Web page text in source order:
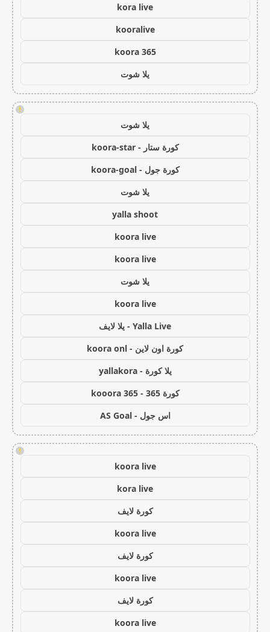
kora live
kooralive
koora 365
يلا شوت
!
يلا شوت
كورة ستار - koora-star
كورة جول - koora-goal
يلا شوت
yalla shoot
koora live
koora live
يلا شوت
koora live
Yalla Live - يلا لايف
كورة اون لاين - koora onl
يلا كورة - yallakora
كورة 365 - kooora 365
اس جول - AS Goal
!
koora live
kora live
كورة لايف
koora live
كورة لايف
koora live
كورة لايف
koora live